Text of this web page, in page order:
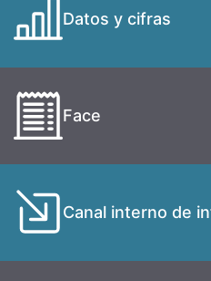
Datos y cifras
Face
Canal interno de